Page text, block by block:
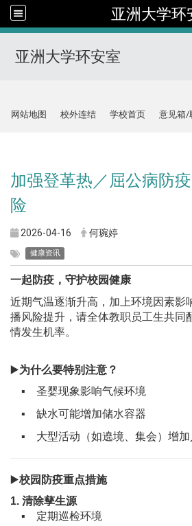
亚洲大学环
亚洲大学环安室
网站地图
校外连结 学校首页 意见箱/
加强登革热／屈公病防
险
2026-04-16 何琬婷
健康资讯
一起防疫，守护校园健康
近期气温逐渐升高，加上环境因素影
播风险提升，请全体教职员工生共同
情发生机率。
▶️为什么要特别注意？
▪︎ 圣婴现象影响气候环境
▪︎ 缺水可能增加储水容器
▪︎ 大型活动（如遶境、集会）增加
▶校园防疫重点措施
1. 清除孳生源
▪︎ 定期巡检环境